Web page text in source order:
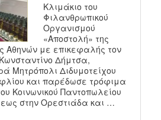
Κλιμάκιο του
Φιλανθρωπικού
Οργανισμού
«Αποστολή» της
Αθηνών με επικεφαλής τον
Δήμτσα,
Μητρόπολι Διδυμοτείχου
και παρέδωσε τρόφιμα
Κοινωνικού Παντοπωλείου
στην Ορεστιάδα και …